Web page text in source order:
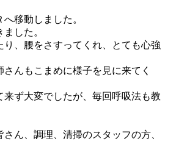
移動しました。
した。
、腰をさすってくれ、とても心強
んもこまめに様子を見に来てく
ず大変でしたが、毎回呼吸法も教
ん、調理、清掃のスタッフの方、